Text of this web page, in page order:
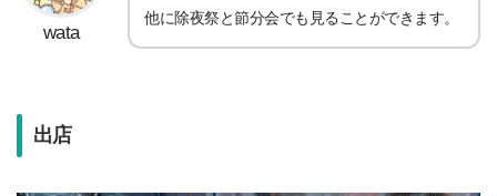
wata
他に除夜祭と節分会でも見ることができます。
出店